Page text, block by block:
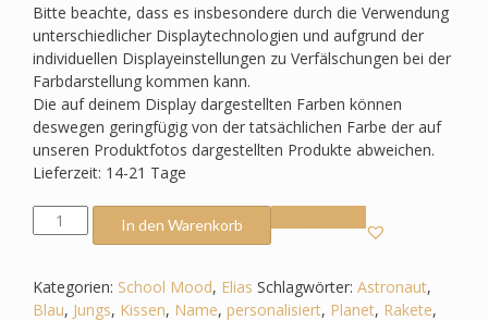
Bitte beachte, dass es insbesondere durch die Verwendung
unterschiedlicher Displaytechnologien und aufgrund der
individuellen Displayeinstellungen zu Verfälschungen bei der
Farbdarstellung kommen kann.
Die auf deinem Display dargestellten Farben können
deswegen geringfügig von der tatsächlichen Farbe der auf
unseren Produktfotos dargestellten Produkte abweichen.
Lieferzeit: 14-21 Tage
Schultüte
passend
School
Mood
In den Warenkorb
Kategorien: School Mood, Elias Schlagwörter: Astronaut,
Blau, Jungs, Kissen, Name, personalisiert, Planet, Rakete,